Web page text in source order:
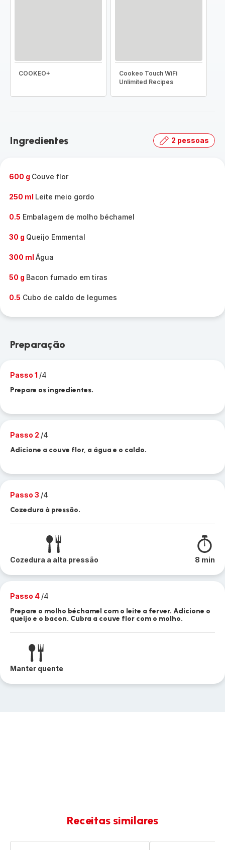
COOKEO+
Cookeo Touch WiFi
Unlimited Recipes
Ingredientes 2 pessoas
600 g Couve flor
250 ml Leite meio gordo
0.5 Embalagem de molho béchamel
30 g Queijo Emmental
300 ml Água
50 g Bacon fumado em tiras
0.5 Cubo de caldo de legumes
Preparação
Passo 1 /4
Prepare os ingredientes.
Passo 2 /4
Adicione a couve flor, a água e o caldo.
Passo 3 /4
Cozedura à pressão.
Cozedura a alta pressão 8 min
Passo 4 /4
Prepare o molho béchamel com o leite a ferver. Adicione o
queijo e o bacon. Cubra a couve flor com o molho.
Manter quente
Receitas similares